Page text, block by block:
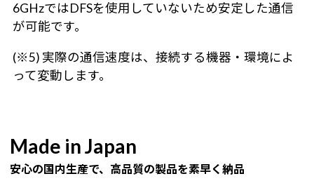
6GHzではDFSを使用していないため安定した通信
が可能です。
(※5) 実際の通信速度は、接続する機器・環境によ
って変動します。
Made in Japan
安心の国内生産で、高品質の製品を素早く納品